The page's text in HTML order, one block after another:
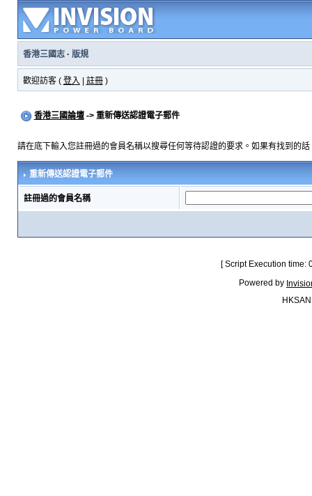
香港三國志· 版規
歡迎訪客 ( 登入 註冊)
香港三國論壇-> 重新傳送認證電子郵件
請在底下輸入您註冊過的會員名稱以搜尋任何等待認證的要求。如果有找到的
重新傳送認證電子郵件
註冊過的會員名稱
[ Script Execution
Powered by